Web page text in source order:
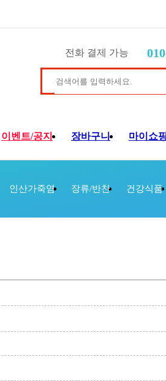
전화 결제 가능
이벤트/공지 장바구니 마이쇼
인산가죽염 장류/반찬 건강식품